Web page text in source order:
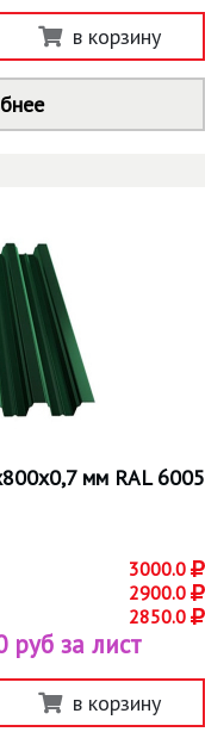
в корзину
мм RAL 6005
3000.0
2900.0
2850.0
руб за лист
в корзину